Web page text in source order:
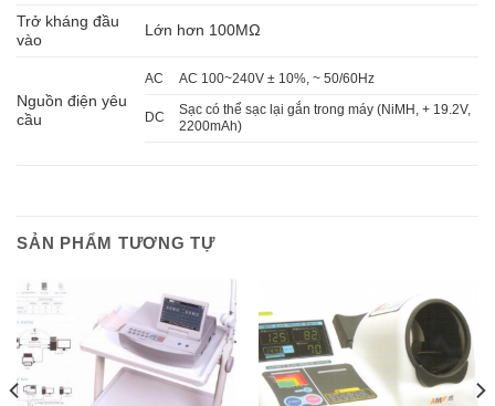
Trở kháng đầu
vào
Lớn hơn 100MΩ
Nguồn điện yêu
cầu
AC AC 100~240V ± 10%, ~ 50/60Hz
DC
Sạc có thể sạc lại gắn trong máy (NiMH, + 19.2V,
2200mAh)
SẢN PHẨM TƯƠNG TỰ